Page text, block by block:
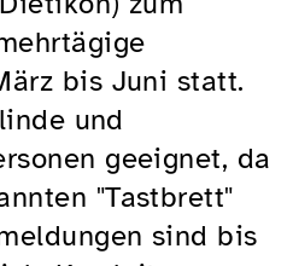
bis Juni statt.
und
geeignet, da
"Tastbrett"
sind bis